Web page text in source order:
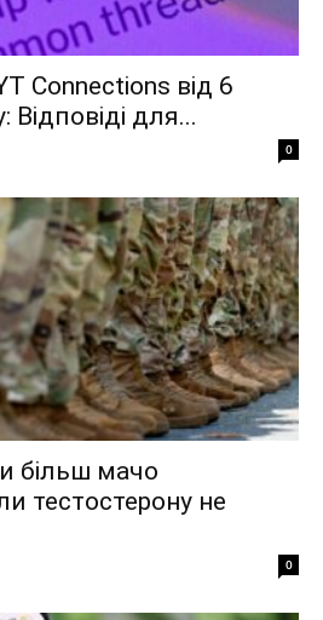
Connections від 6
для...
0
більш мачо
тестостерону не
0